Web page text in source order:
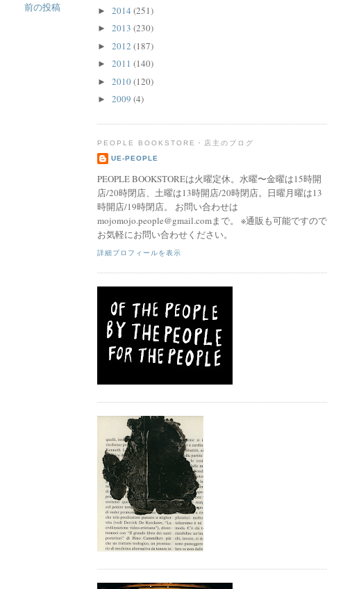
前の投稿 ► 2014 (251)
► 2013 (230)
► 2012 (187)
► 2011 (140)
► 2010(120)
► 2009 (4)
PEOPLE BOOKSTORE・店主のブログ
UE-PEOPLE
PEOPLE BOOKSTOREは火曜定休。水曜〜金曜は15時開
店/20時閉店、土曜は13時開店/20時閉店。日曜月曜は13
時開店/19時閉店。 お問い合わせは
mojomojo.people@gmail.comまで。 ※通販も可能ですので
お気軽にお問い合わせください。
詳細プロフィールを表示